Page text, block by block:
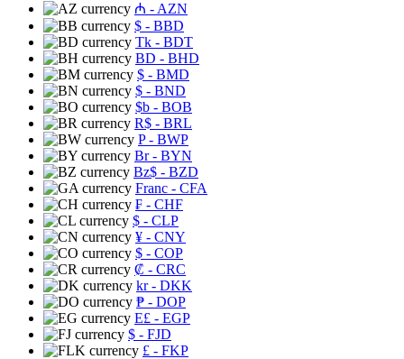
₼ - AZN
$ - BBD
Tk - BDT
BD - BHD
$ - BMD
$ - BND
$b - BOB
R$ - BRL
P- BWP
Br- BYN
Bz$ - BZD
Franc - CFA
₣ - CHF
$ - CLP
¥ - CNY
$ - COP
₡ - CRC
kr- DKK
₱ - DOP
E£ - EGP
$ - FJD
£ - FKP